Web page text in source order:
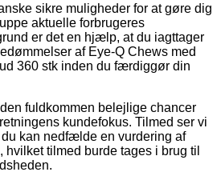
sikre muligheder for at gøre dig
aktuelle forbrugeres
er det en hjælp, at du iagttager
af Eye-Q Chews med
360 stk inden du færdiggør din
fuldkommen belejlige chancer
kundefokus. Tilmed ser vi
kan nedfælde en vurdering af
tilmed burde tages i brug til